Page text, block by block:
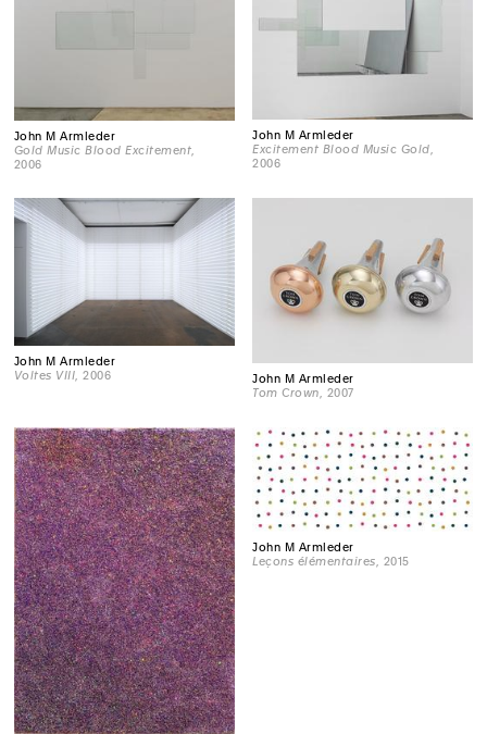
John M Armleder
Gold Music Blood Excitement
2006
John M Armleder
Excitement Blood Music Gold
2006
John M Armleder
Voltes VIII , 2006
John M Armleder
Tom Crown , 2007
John M Armleder
Leçons élémentaires , 2015